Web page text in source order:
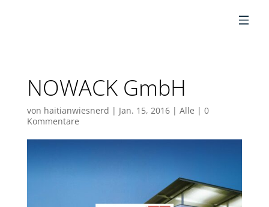
NOWACK GmbH
von haitianwiesnerd | Jan. 15, 2016| Alle | 0
Kommentare